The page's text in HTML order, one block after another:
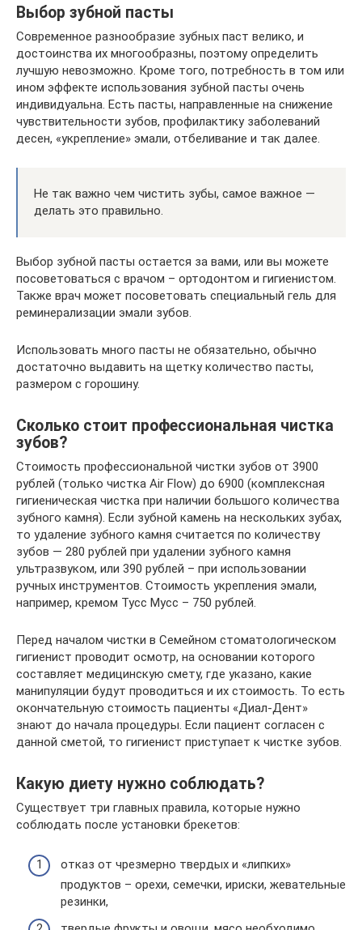
Выбор зубной пасты
Современное разнообразие зубных паст велико, и
достоинства их многообразны, поэтому определить
лучшую невозможно. Кроме того, потребность в том или
ином эффекте использования зубной пасты очень
индивидуальна. Есть пасты, направленные на снижение
чувствительности зубов, профилактику заболеваний
десен, «укрепление» эмали, отбеливание и так далее.
Не так важно чем чистить зубы, самое важное —
делать это правильно.
Выбор зубной пасты остается за вами, или вы можете
посоветоваться с врачом – ортодонтом и гигиенистом.
Также врач может посоветовать специальный гель для
реминерализации эмали зубов.
Использовать много пасты не обязательно, обычно
достаточно выдавить на щетку количество пасты,
размером с горошину.
Сколько стоит профессиональная чистка
зубов?
Стоимость профессиональной чистки зубов от 3900
рублей (только чистка Air Flow) до 6900 (комплексная
гигиеническая чистка при наличии большого количества
зубного камня). Если зубной камень на нескольких зубах,
то удаление зубного камня считается по количеству
зубов — 280 рублей при удалении зубного камня
ультразвуком, или 390 рублей – при использовании
ручных инструментов. Стоимость укрепления эмали,
например, кремом Тусс Мусс – 750 рублей.
Перед началом чистки в Семейном стоматологическом
гигиенист проводит осмотр, на основании которого
составляет медицинскую смету, где указано, какие
манипуляции будут проводиться и их стоимость. То есть
окончательную стоимость пациенты «Диал-Дент»
знают до начала процедуры. Если пациент согласен с
данной сметой, то гигиенист приступает к чистке зубов.
Какую диету нужно соблюдать?
Существует три главных правила, которые нужно
соблюдать после установки брекетов:
отказ от чрезмерно твердых и «липких»
продуктов – орехи, семечки, ириски, жевательные
резинки,